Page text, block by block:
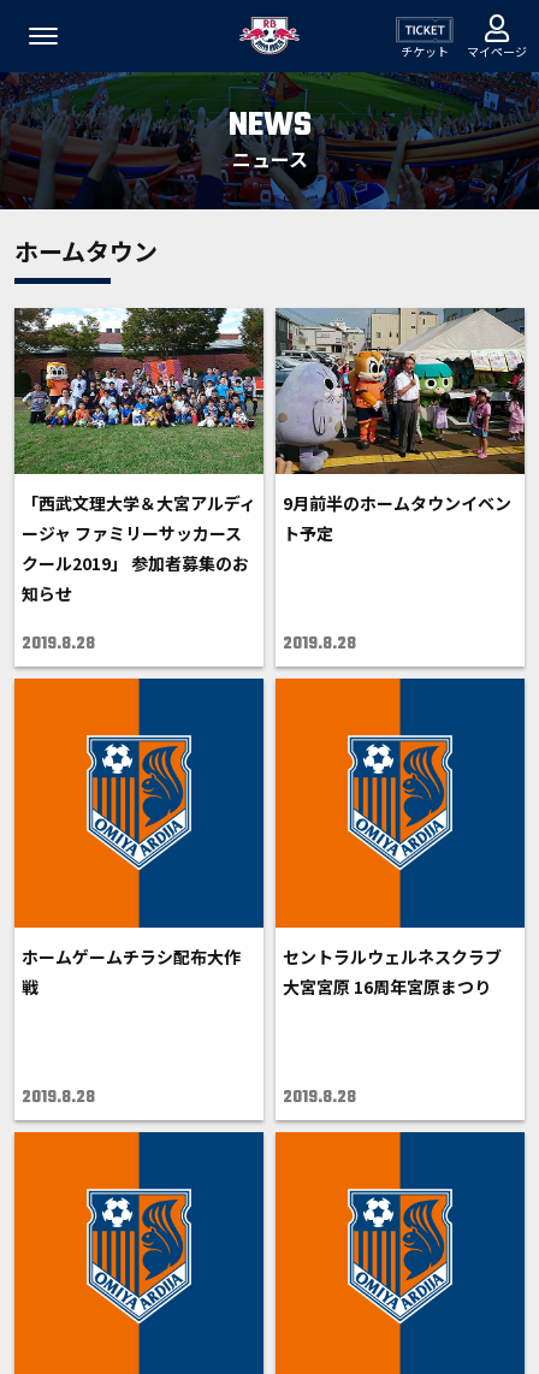
チケット マイページ
NEWS
ニュース
ホームタウン
「西武文理大学＆大宮アルディ
ージャ ファミリーサッカース
クール2019」 参加者募集のお
知らせ
2019.8.28
9月前半のホームタウンイベン
ト予定
2019.8.28
ホームゲームチラシ配布大作
戦
2019.8.28
セントラルウェルネスクラブ
大宮宮原 16周年宮原まつり
2019.8.28